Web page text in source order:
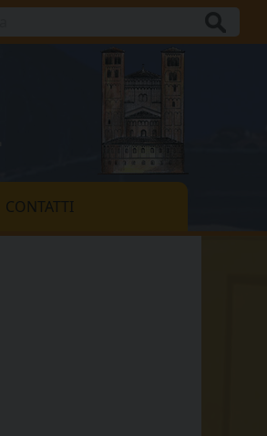
CONTATTI